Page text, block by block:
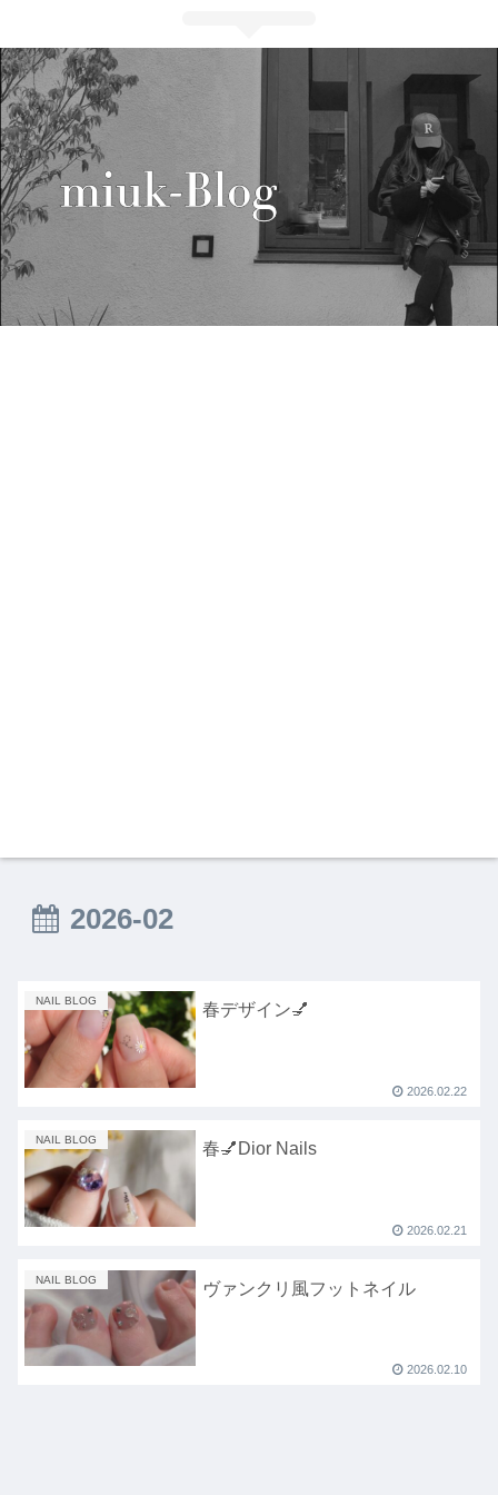
2026-02
NAIL BLOG 春デザイン💅
2026.02.22
NAIL BLOG 春💅Dior Nails
2026.02.21
NAIL BLOG ヴァンクリ風フットネイル
2026.02.10